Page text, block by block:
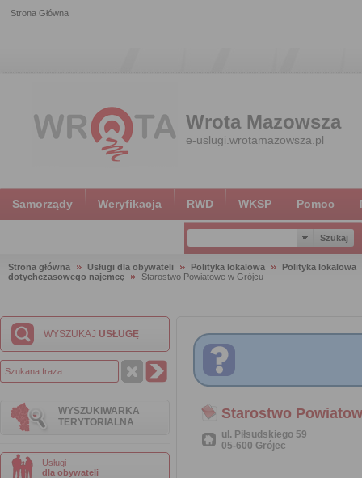
Strona Główna
Wrota Mazowsza
e-uslugi.wrotamazowsza.pl
Samorządy Weryfikacja RWD WKSP Pomoc
Strona główna Usługi dla obywateli Polityka lokalowa
Polityka lokalowa
dotychczasowego najemcę
Starostwo Powiatowe w Grójcu
WYSZUKAJ USŁUGĘ
WYSZUKIWARKA
TERYTORIALNA
Usługi
dla obywateli
Starostwo
ul. Piłsudskiego 59
05-600 Grójec